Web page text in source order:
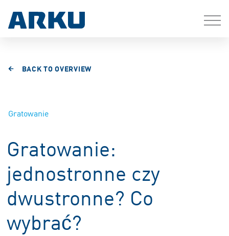
BACK TO OVERVIEW
Gratowanie
Gratowanie:
jednostronne czy
dwustronne? Co
wybrać?